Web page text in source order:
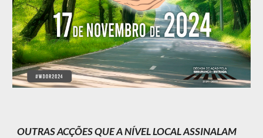
OUTRAS ACÇÕES QUE A NÍVEL LOCAL ASSINALAM